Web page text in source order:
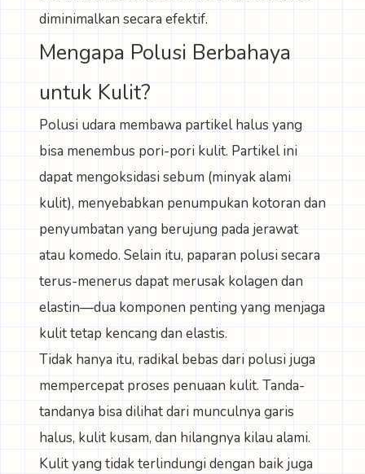
diminimalkan secara efektif.
Mengapa Polusi Berbahaya
untuk Kulit?
Polusi udara membawa partikel halus yang
bisa menembus pori-pori kulit. Partikel ini
dapat mengoksidasi sebum (minyak alami
kulit), menyebabkan penumpukan kotoran dan
penyumbatan yang berujung pada jerawat
atau komedo. Selain itu, paparan polusi secara
terus-menerus dapat merusak kolagen dan
elastin—dua komponen penting yang menjaga
kulit tetap kencang dan elastis.
Tidak hanya itu, radikal bebas dari polusi juga
mempercepat proses penuaan kulit. Tanda-
tandanya bisa dilihat dari munculnya garis
halus, kulit kusam, dan hilangnya kilau alami.
Kulit yang tidak terlindungi dengan baik juga